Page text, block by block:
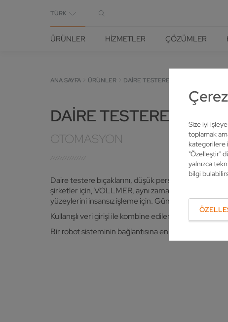
Size iyi
toplamak
kategorilere
"Özelleştir"
yalnızca
bilgi
TÜRK
ÜRÜNLER HIZMETLER ÇÖZÜMLER
ANA SAYFA ÜRÜNLER DAIRE TESTERELER IÇIN ÇÖZÜMLER
DAIRE TESTERELERIN
OTOMASYON
Daire testere bıçaklarını, düşük personel
şirketler için, VOLLMER, aynı zamanda doğru
yüzeylerini insansız işleme için. Günde yirmi dört
Kullanışlı veri girişi ile kombine edilen, başarısını
Bir robot sisteminin bağlantısına en uygun şekilde